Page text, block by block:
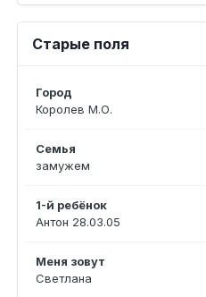
Старые поля
Город
Королев М.О.
Семья
замужем
1-й ребёнок
Антон 28.03.05
Меня зовут
Светлана